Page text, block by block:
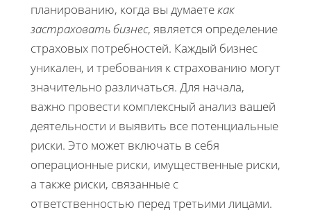
планированию, когда вы думаетекак
застраховать бизнес, является определение
страховых потребностей. Каждый бизнес
уникален, и требования к страхованию могут
значительно различаться. Для начала,
важно провести комплексный анализ вашей
деятельности и выявить все потенциальные
риски. Это может включать в себя
операционные риски, имущественные риски,
а также риски, связанные с
ответственностью перед третьими лицами.